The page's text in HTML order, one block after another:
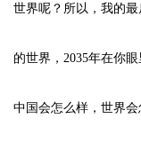
世界呢？所以，我的
的世界，2035年在你
中国会怎么样，世界会